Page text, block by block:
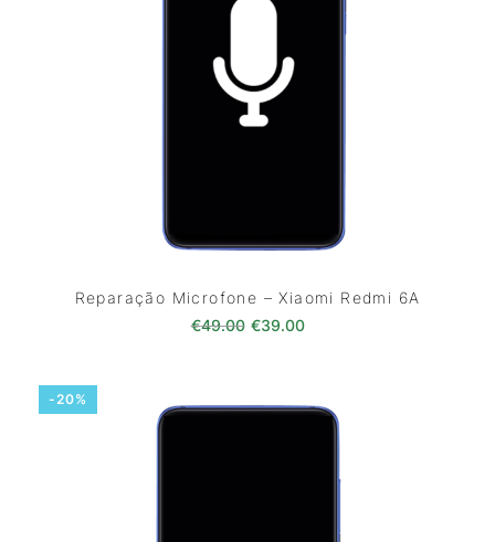
Reparação Microfone – Xiaomi Redmi 6A
€49.00 O preço original era: €49.00.
€39.00O preço atual é:
-20%